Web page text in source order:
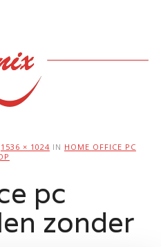
1536 × 1024 IN HOME OFFICE PC
pc
zonder